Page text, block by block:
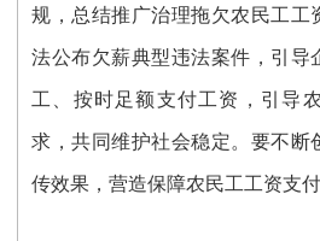
规，总结推广治理拖欠农民工工
法公布欠薪典型违法案件，引导
工、按时足额支付工资，引导
求，共同维护社会稳定。要不断
传效果，营造保障农民工工资支